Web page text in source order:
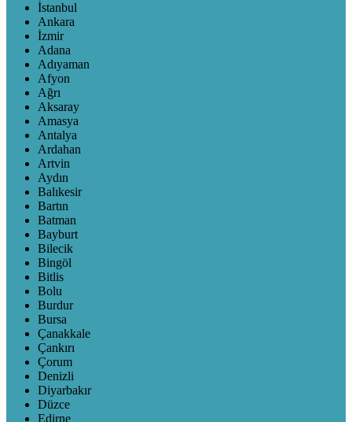
İstanbul
Ankara
İzmir
Adana
Adıyaman
Afyon
Ağrı
Aksaray
Amasya
Antalya
Ardahan
Artvin
Aydın
Balıkesir
Bartın
Batman
Bayburt
Bilecik
Bingöl
Bitlis
Bolu
Burdur
Bursa
Çanakkale
Çankırı
Çorum
Denizli
Diyarbakır
Düzce
Edirne